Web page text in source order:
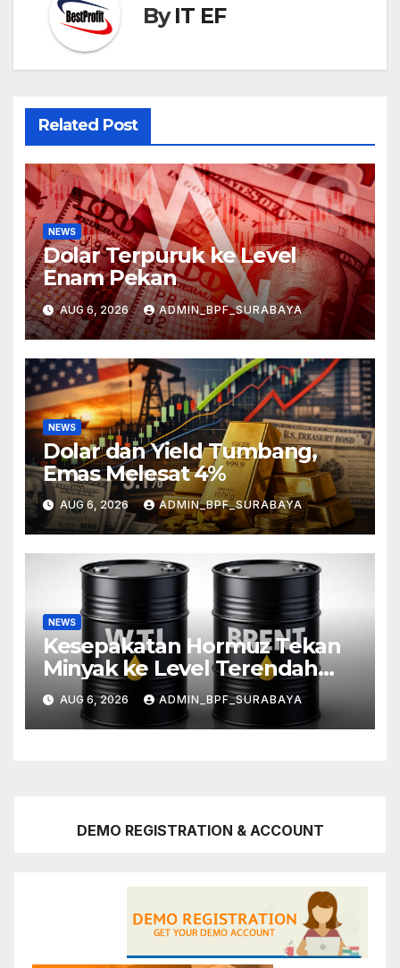
ByIT EF
Related Post
NEWS
Dolar Terpuruk ke Level
Enam Pekan
AUG 6, 2026 ADMIN_BPF_SURABAYA
NEWS
Dolar dan Yield Tumbang,
Emas Melesat 4%
AUG 6, 2026 ADMIN_BPF_SURABAYA
NEWS
Kesepakatan Hormuz Tekan
Minyak ke Level Terendah
Sebulan
AUG 6, 2026 ADMIN_BPF_SURABAYA
DEMO REGISTRATION & ACCOUNT